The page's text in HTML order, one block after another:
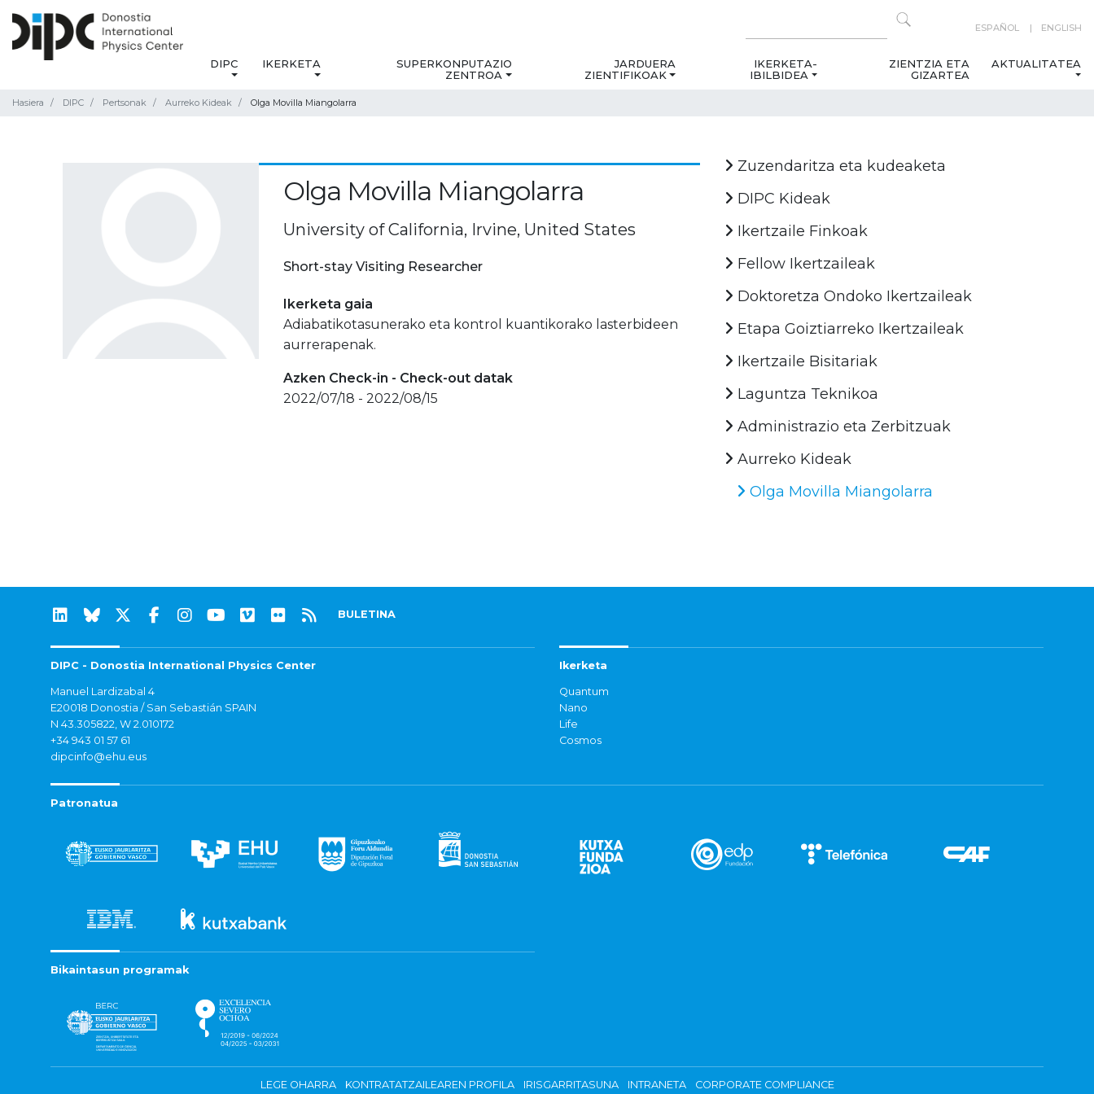
ESPAÑOL ENGLISH
DIPC IKERKETA
SUPERKONPUTAZIO
ZENTROA
JARDUERA
ZIENTIFIKOAK
IKERKETA-
IBILBIDEA
ZIENTZIA ETA
GIZARTEA
AKTUALITATEA
Hasiera DIPC Pertsonak Aurreko Kideak Olga Movilla Miangolarra
Olga Movilla Miangolarra
University of California, Irvine, United States
Short-stay Visiting Researcher
Ikerketa gaia
Adiabatikotasunerako eta kontrol kuantikorako lasterbideen
aurrerapenak.
Azken Check-in - Check-out datak
2022/07/18 - 2022/08/15
Zuzendaritza eta kudeaketa
DIPC Kideak
Ikertzaile Finkoak
Fellow Ikertzaileak
Doktoretza Ondoko Ikertzaileak
Etapa Goiztiarreko Ikertzaileak
Ikertzaile Bisitariak
Laguntza Teknikoa
Administrazio eta Zerbitzuak
Aurreko Kideak
Olga Movilla Miangolarra
BULETINA
DIPC - Donostia International Physics Center
Manuel Lardizabal 4
E20018 Donostia / San Sebastián SPAIN
N 43.305822, W 2.010172
+34 943 01 57 61
dipcinfo@ehu.eus
Ikerketa
Quantum
Nano
Life
Cosmos
Patronatua
Bikaintasun programak
LEGE OHARRA KONTRATATZAILEAREN PROFILA IRISGARRITASUNA INTRANETA CORPORATE COMPLIANCE